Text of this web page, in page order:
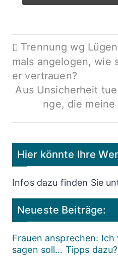
Trennung wg
mals angelogen, wie
er vertrauen?
Aus Unsicherheit
nge, die
Hier könnte Ihre
Infos dazu finden Sie
Neueste Beiträge:
Frauen ansprechen:
sagen soll… Tipps dazu?